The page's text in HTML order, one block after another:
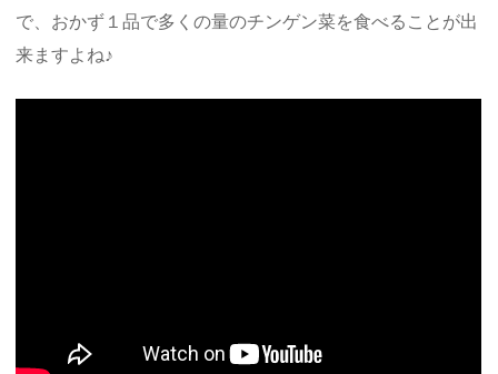
で、おかず１品で多くの量のチンゲン菜を食べることが出
来ますよね♪